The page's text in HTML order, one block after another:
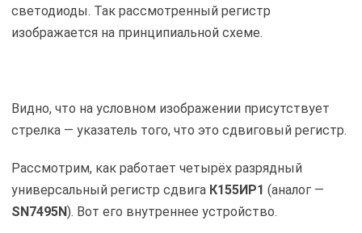
светодиоды. Так рассмотренный регистр
изображается на принципиальной схеме.
Видно, что на условном изображении присутствует
стрелка — указатель того, что это сдвиговый регистр.
Рассмотрим, как работает четырёх разрядный
универсальный регистр сдвига К155ИР1 (аналог —
SN7495N). Вот его внутреннее устройство.